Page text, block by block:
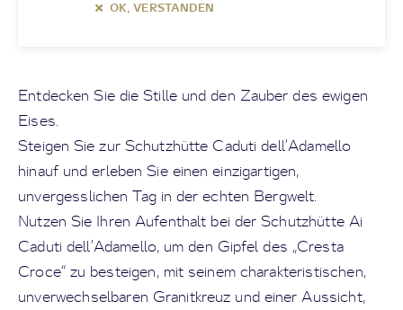
OK, VERSTANDEN
Entdecken Sie die Stille und den Zauber des ewigen
Eises.
Steigen Sie zur Schutzhütte Caduti dell’Adamello
hinauf und erleben Sie einen einzigartigen,
unvergesslichen Tag in der echten Bergwelt.
Nutzen Sie Ihren Aufenthalt bei der Schutzhütte Ai
Caduti dell’Adamello, um den Gipfel des „Cresta
Croce“ zu besteigen, mit seinem charakteristischen,
unverwechselbaren Granitkreuz und einer Aussicht,